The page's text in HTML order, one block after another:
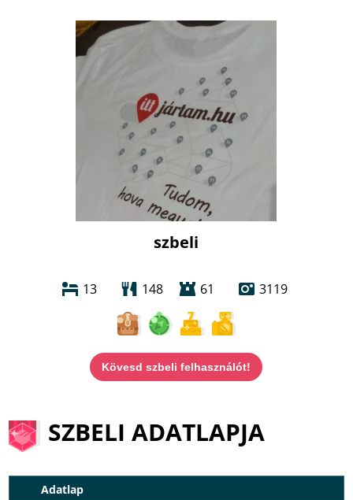
szbeli
13 148 61 3119
Kövesd szbeli felhasználót!
SZBELI ADATLAPJA
Adatlap